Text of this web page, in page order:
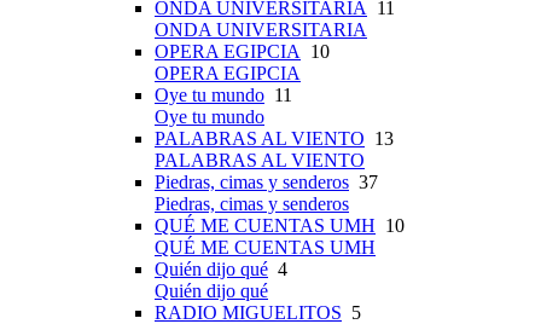
ONDA UNIVERSITARIA
11
ONDA UNIVERSITARIA
OPERA EGIPCIA
10
OPERA EGIPCIA
Oye tu mundo 11
Oye tu mundo
PALABRAS AL VIENTO 13
PALABRAS AL VIENTO
Piedras, cimas y senderos 37
Piedras, cimas y senderos
QUÉ ME CUENTAS UMH 10
QUÉ ME CUENTAS UMH
Quién dijo qué 4
Quién dijo qué
RADIO MIGUELITOS 5